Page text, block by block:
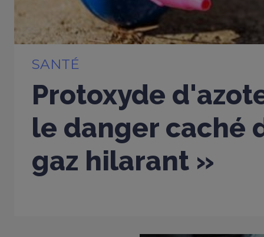
SANTÉ
Protoxyde
le danger caché
gaz hilarant »